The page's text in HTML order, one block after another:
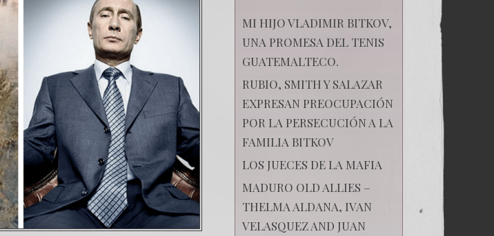
MI HIJO VLADIMIR BITKOV,
UNA PROMESA DEL TENIS
GUATEMALTECO.
RUBIO, SMITH Y SALAZAR
EXPRESAN PREOCUPACIÓN
POR LA PERSECUCIÓN A LA
FAMILIA BITKOV
LOS JUECES DE LA MAFIA
MADURO OLD ALLIES –
THELMA ALDANA, IVAN
VELASQUEZ AND JUAN